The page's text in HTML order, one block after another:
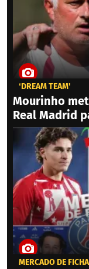
‘DREAM TEAM'
Mourinho
Real Madrid
MERCADO DE